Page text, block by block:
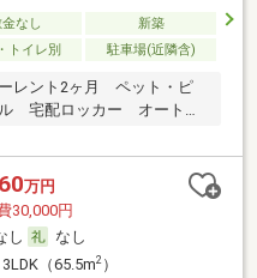
なし
新築
トイレ別 駐車場(近隣含)
レント2ヶ月 ペット・ピ
宅配ロッカー オートロ
万円
30,000円
し
なし
（65.5m2）